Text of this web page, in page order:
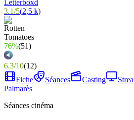
3.1/5(2,5 k)
76%(51)
6.3/10(12)
Fiche
Séances Casting
Palmarès
Séances cinéma